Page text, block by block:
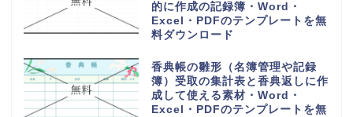
的に作成の記録簿・Word・
Excel・PDFのテンプレートを無
料ダウンロード
香典帳の雛形（名簿管理や記録
簿）受取の集計表と香典返しに作
成して使える素材・Word・
Excel・PDFのテンプレートを無